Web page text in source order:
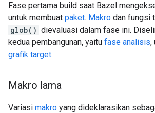
Fase pertama build saat Bazel
untuk membuat paket. Makro dan fungsi
glob() dievaluasi dalam fase ini.
kedua pembangunan, yaitu fase analisis,
grafik target.
Makro lama
Variasi makro yang dideklarasikan